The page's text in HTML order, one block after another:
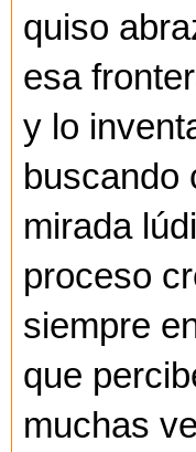
quiso
esa
y lo
buscando
mirada
proceso
siempre
que
muchas